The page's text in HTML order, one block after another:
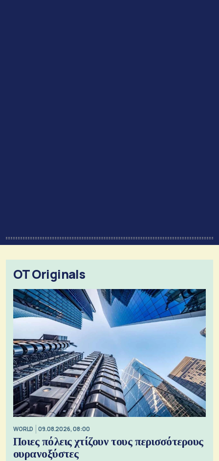
OT Originals
WORLD 09.08.2026, 08:00
Ποιες πόλεις χτίζουν τους περισσότερους
ουρανοξύστες